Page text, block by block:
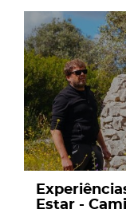
page
Estar -